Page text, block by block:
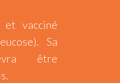
vacciné
Sa
être